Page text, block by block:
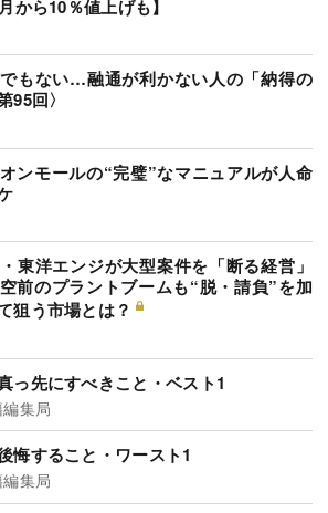
から10％値上げも】
もない…融通が利かない人の「納得の
95回〉
ンモールの“完璧”なマニュアルが人命
東洋エンジが大型案件を「断る経営」
前のプラントブームも“脱・請負”を加
狙う市場とは？
っ先にすべきこと・ベスト1
集局
悔すること・ワースト1
集局